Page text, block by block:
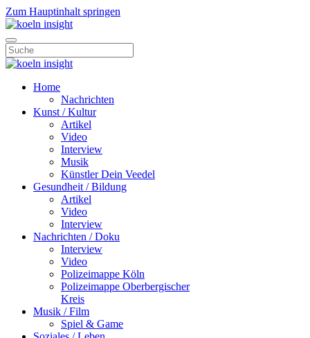
Zum Hauptinhalt springen
Home
Nachrichten
Kunst / Kultur
Artikel
Video
Interview
Musik
Künstler Dein Veedel
Gesundheit / Bildung
Artikel
Video
Interview
Nachrichten / Doku
Interview
Video
Polizeimappe Köln
Polizeimappe Oberbergischer
Kreis
Musik / Film
Spiel & Game